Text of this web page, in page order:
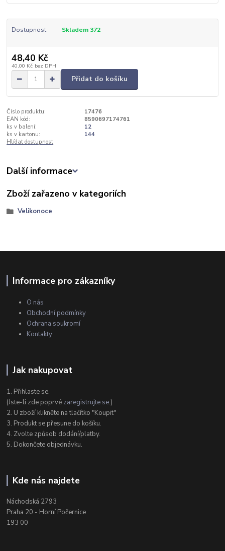
Dostupnost Skladem 372
48,40 Kč
40,00 Kč bez DPH
Přidat do košíku
Číslo produktu:
17476
EAN kód:
8590697174761
ks v balení:
12
ks v kartonu:
144
Hlídat dostupnost
Další informace
Zboží zařazeno v kategoriích
Velikonoce
Informace pro zákazníky
O nás
Obchodní podmínky
Ochrana soukromí
Kontakty
Jak nakupovat
1. Přihlaste se.
(Jste-li zde poprvé zaregistrujte se.)
2. U zboží klikněte na tlačítko "Koupit"
3. Produkt se přesune do košíku.
4. Zvolte způsob dodání/platby.
5. Dokončete objednávku.
Kde nás najdete
Náchodská 2793
Praha 20 - Horní Počernice
193 00